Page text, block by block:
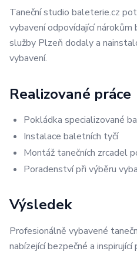
Taneční studio baleterie.cz
vybavení odpovídající
služby Plzeň dodaly a
vybavení.
Realizované práce
Pokládka specializované
Instalace baletních tyčí
Montáž tanečních zrcadel
Poradenství při výběru
Výsledek
Profesionálně vybavené
nabízející bezpečné a